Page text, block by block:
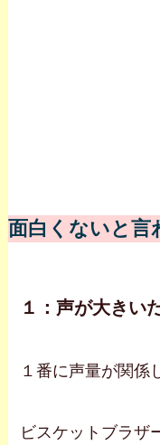
面白くないと言
１：声が大きい
１番に声量が関係
ビスケットブラザ